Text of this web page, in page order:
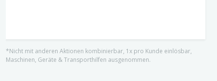
*Nicht mit anderen Aktionen kombinierbar, 1x pro Kunde einlösbar,
Maschinen, Geräte & Transporthilfen ausgenommen.